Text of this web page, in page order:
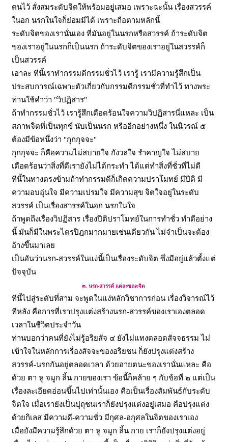
ตนไว้ สั่งสมระดับจิตให้พร้อมอยู่เสมอ เพราะฉะนั้น เรื่องสวรรค์
ในอก นรกในใจก็ย่อมมีได้ เพราะถือตามหลักนี้
ระดับจิตของเรานั่นเอง ที่มันอยู่ในนรกหรือสวรรค์ ถ้าระดับจิต
ของเราอยู่ในนรกก็เป็นนรก ถ้าระดับจิตของเราอยู่ในสวรรค์ก็
เป็นสวรรค์
เอาละ ทีนี้เราทำกรรมดีกรรมชั่วไว้ เรารู้ เรามีความรู้สึกเป็น
ประสบการณ์เฉพาะตัวเกี่ยวกับกรรมดีกรรมชั่วที่ทำไว้ ทางพระ
ท่านใช้คำว่า "วิปฏิสาร"
ถ้าทำกรรมชั่วไว้ เรารู้สึกเดือดร้อนใจความวิปฏิสารนี่แหละ เป็น
สภาพจิตที่เป็นทุกข์ นับเป็นนรก หรืออีกอย่างหนึ่ง ในนิวรณ์ ๕
ต้องมีข้อหนึ่งว่า "กุกกุจจะ"
กุกกุจจะ ก็คือความไม่สบายใจ กังวลใจ รำคาญใจ ไม่สบาย
เดือดร้อนว่าสิ่งที่ดีเรายังไม่ได้กระทำ ได้แต่ทำสิ่งที่ชั่วที่ไม่ดี
ทีนี้ในทางตรงข้ามถ้าทำกรรมดีก็เกิดความปราโมทย์ มีปีติ มี
ความอบอุ่นใจ มีความเปรมใจ มีความสุข จิตใจอยู่ในระดับ
สวรรค์ เป็นเรื่องสวรรค์ในอก นรกในใจ
ถ้าพูดถึงเรื่องวิปฏิสาร เรื่องปีติปราโมทย์ในการทำชั่ว ทำดีอย่าง
นี้ มันก็มีในพระไตรปิฎกมากมายเช่นเดียวกัน ไม่จำเป็นจะต้อง
อ้างขึ้นมาเลย
เป็นอันว่านรก-สวรรค์ในแง่นี้เป็นเรื่องระดับจิต ซึ่งมีอยู่แล้วตั้งแต่
ปัจจุบัน
๓. นรก-สวรรค์ แต่ละขณะจิต
ทีนี้ไปสู่ระดับที่สาม จะพูดในแง่หลักวิชาการก่อน เรื่องวิจารณ์ไว้
ทีหลัง คือการที่เราปรุงแต่งสร้างนรก-สวรรค์ของเราเองตลอด
เวลาในชีวิตประจำวัน
ท่านบอกว่าคนที่ยังไม่รู้อริยสัจ ๔ ยังไม่แทงตลอดสัจจธรรม ไม่
เข้าใจในหลักการเรื่องสัจจะของอริยชน ก็ยังปรุงแต่งสร้าง
สวรรค์-นรกกันอยู่ตลอดเวลา ด้วยอายตนะของเรานั่นแหละ คือ
ด้วย ตา หู จมูก ลิ้น กายของเรา ข้อนี้ก็คล้าย ๆ กับข้อที่ ๒ แต่เป็น
เรื่องละเอียดอ่อนขึ้นไปเท่านั้นเอง คือเป็นเรื่องสัมพันธ์กับระดับ
จิตใจ เมื่อเรายังเป็นปุถุชนเราก็ยังปรุงแต่งอยู่เสมอ คือปรุงแต่ง
ด้วยกิเลส มีความดี-ความชั่ว มีกุศล-อกุศลในจิตของเราเอง
เมื่อยังมีความรู้สึกด้วย ตา หู จมูก ลิ้น กาย เราก็ยังปรุงแต่งอยู่